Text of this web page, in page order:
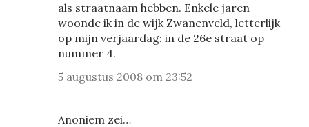
als straatnaam hebben. Enkele jaren
woonde ik in de wijk Zwanenveld, letterlijk
op mijn verjaardag: in de 26e straat op
nummer 4.
5 augustus 2008 om 23:52
Anoniem zei…